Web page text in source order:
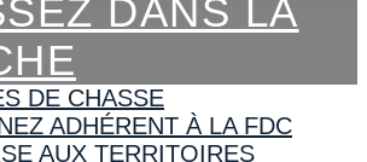
DANS LA
DE CHASSE
ADHÉRENT À LA FDC
AUX TERRITOIRES